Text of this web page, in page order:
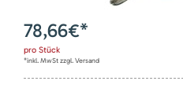
78,66€*
pro Stück
*inkl. MwSt zzgl. Versand